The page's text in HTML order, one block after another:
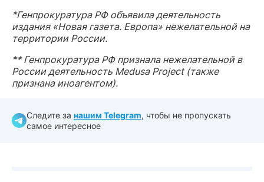
*Генпрокуратура РФ объявила деятельность
издания «Новая газета. Европа» нежелательной на
территории России.
** Генпрокуратура РФ признала нежелательной в
России деятельность Medusa Project (также
признана иноагентом).
Следите за нашим Telegram, чтобы не пропускать
самое интересное